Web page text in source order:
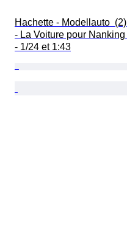
Hachette - Modellauto  (2)
- La Voiture pour Nanking
- 1/24 et 1:43